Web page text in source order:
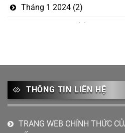
Tháng 1 2024 (2)
(5)
Tháng 10 2023(3)
Tháng 9 2023
Tháng 8 2023(1)
Tháng 7 2023(6)
THÔNG TIN LIÊN HỆ
TRANG WEB CHÍNH THỨC